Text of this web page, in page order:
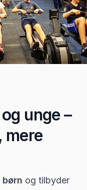
unge –
mere
og tilbyder